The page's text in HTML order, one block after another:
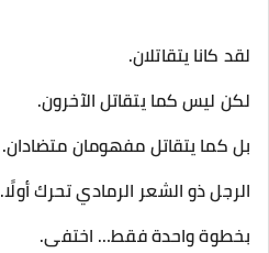
لقد كانا يتقاتلان.
لكن ليس كما يتقاتل الآخرون.
بل كما يتقاتل مفهومان متضادان.
الرجل ذو الشعر الرمادي تحرك أولًا.
بخطوة واحدة فقط… اختفى.